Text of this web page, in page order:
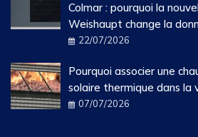
Colmar : pourquoi la
Weishaupt change la
22/07/2026
Pourquoi associer une
solaire thermique dans la
07/07/2026